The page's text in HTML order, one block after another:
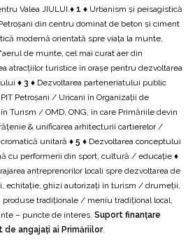
Valea JIULUI. ♦ 1 ♦ Urbanism și peisagistică
din centru dominat de beton și ciment
modernă orientată spre viața la munte,
de munte, cel mai curat aer din
atracțiilor turistice în orașe pentru dezvoltarea
♦ 3 ♦ Dezvoltarea parteneriatului public
Petroșani / Uricani în Organizații de
Turism / OMD, ONG, în care Primăriile devin
& unificarea arhitecturii cartierelor /
unitară ♦ 5 ♦ Dezvoltarea conceptului
cu performerii din sport, cultură / educație ♦
antreprenorilor locali spre dezvoltarea de
echitație, ghizi autorizați în turism / drumeții,
tradiționale / meniu tradițional local,
– puncte de interes. Suport finanțare
angajați ai Primăriilor.